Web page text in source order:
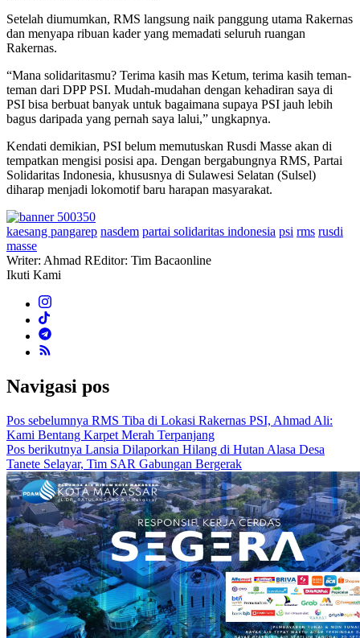
Setelah diumumkan, RMS langsung naik panggung utama Rakernas
dan menyapa ribuan kader yang memadati seluruh ruangan
Rakernas.
“Mana solidaritasmu? Terima kasih mas Ketum, terima kasih teman-
teman dari DPP PSI. Mudah-mudahan dengan kehadiran saya di
PSI bisa berbuat banyak untuk bagaimana supaya PSI jauh lebih
bagus daripada yang pernah saya lalui,” ungkapnya.
Kendati demikian, PSI belum memutuskan Rusdi Masse akan di
tempatkan mengisi posisi apa. Dengan bergabungnya RMS, Partai
Solidaritas Indonesia, khususnya di Sulawesi Selatan (Sulsel)
diharap menjadi lokomotif baru harapan masyarakat.
kaesang pangarep nasdem partai solidaritas indonesia psi rms rusdi
masse
Writer: Ahmad REditor: Tim Bacaonline
Ikuti Kami
Navigasi pos
Pos sebelumnya RMS Tiba di Lokasi Rakernas PSI, Ahmad Ali:
Kami Bentang Karpet Merah Terpanjang
Pos berikutnya Lansia Dilaporkan Hilang di Hutan Alasa Desa
Tanete Selayar, Tim SAR Gabungan Bergerak